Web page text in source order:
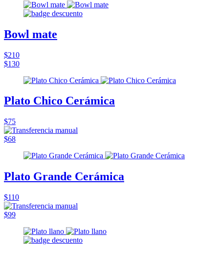
Bowl mate
$210
$130
Plato Chico Cerámica
$75
$68
Plato Grande Cerámica
$110
$99